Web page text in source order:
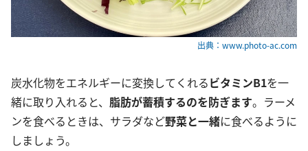
出典：www.photo-ac.com
炭水化物をエネルギーに変換してくれるビタミンB1を一
緒に取り入れると、 脂肪が蓄積するのを防ぎます。ラーメ
ンを食べるときは、サラダなど野菜と一緒に食べるように
しましょう。